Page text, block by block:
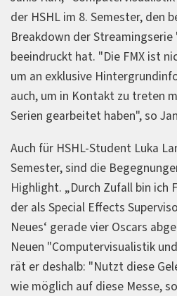
der HSHL im 8. Semester, den
Breakdown der
beeindruckt hat. "Die FMX ist
um an exklusive
auch, um in Kontakt zu treten
Serien gearbeitet haben", so
Auch für HSHL-Student Luka
Semester, sind die
Highlight. „Durch Zufall bin ich
der als Special Effects
Neues‘ gerade vier Oscars
Neuen "Computervisualistik
rät er deshalb: "Nutzt diese
wie möglich auf diese Messe,